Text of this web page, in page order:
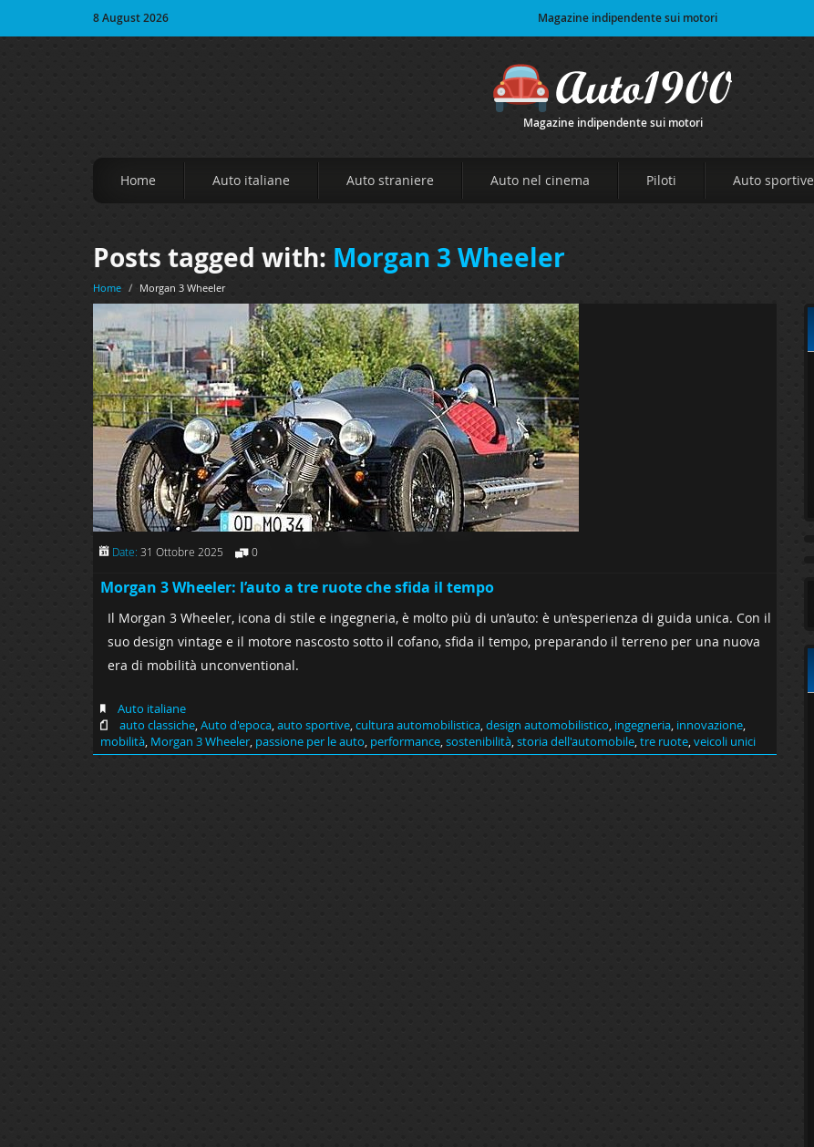
8 August 2026 Magazine indipendente sui motori
Magazine indipendente sui motori
Home Auto italiane Auto straniere Auto nel cinema Piloti Auto sportive
Posts tagged with: Morgan 3 Wheeler
Home / Morgan 3 Wheeler
Date: 31 Ottobre 2025 0
Morgan 3 Wheeler: l’auto a tre ruote che sfida il tempo
Il Morgan 3 Wheeler, icona di stile e ingegneria, è molto più di un’auto: è un’esperienza di guida unica. Con il
suo design vintage e il motore nascosto sotto il cofano, sfida il tempo, preparando il terreno per una nuova
era di mobilità unconventional.
Auto italiane
auto classiche,Auto d'epoca,auto sportive,cultura automobilistica,design automobilistico, ingegneria, innovazione,
mobilità, Morgan 3 Wheeler, passione per le auto, performance,sostenibilità,storia dell'automobile,tre ruote,veicoli unici